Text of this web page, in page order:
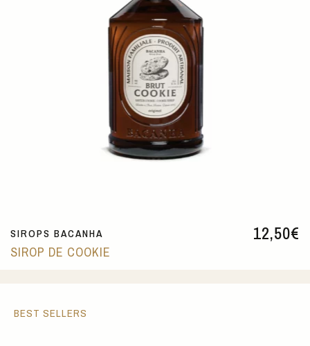
12,50€
SIROPS BACANHA
SIROP DE COOKIE
BEST SELLERS